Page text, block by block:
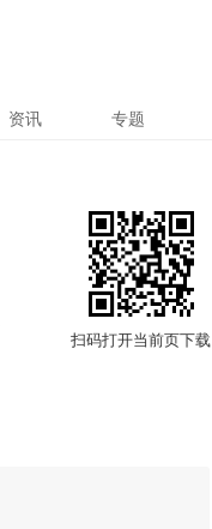
资讯 专题
扫码打开当前页下载